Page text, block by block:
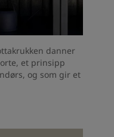
danner
et prinsipp
og som gir et